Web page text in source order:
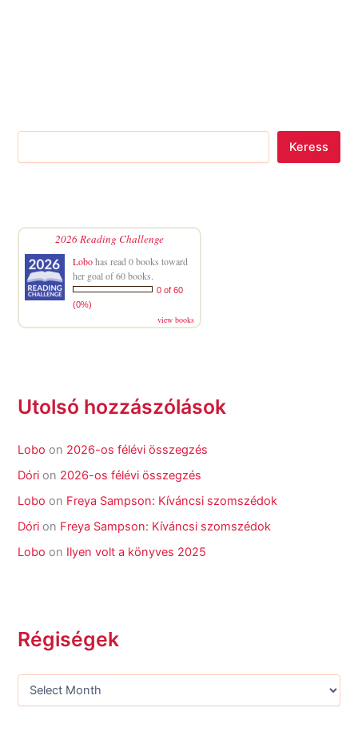
Keress
2026 Reading Challenge
Lobohas read 0 books toward
her goal of 60 books.
0 of 60
(0%)
view books
Utolsó hozzászólások
Lobo on 2026-os félévi összegzés
Dóri on 2026-os félévi összegzés
Lobo on Freya Sampson: Kíváncsi szomszédok
Dóri on Freya Sampson: Kíváncsi szomszédok
Lobo on Ilyen volt a könyves 2025
Régiségek